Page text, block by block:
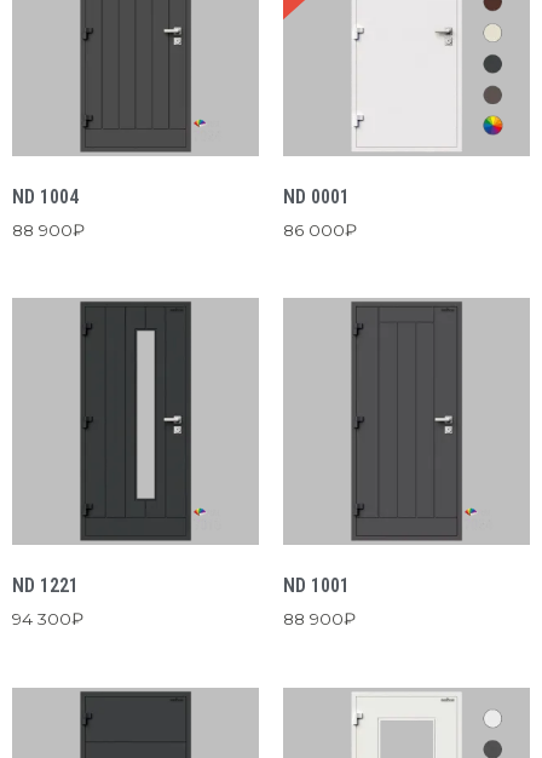
ND 1004
88 900₽
ND 0001
86 000₽
ND 1221
94 300₽
ND 1001
88 900₽